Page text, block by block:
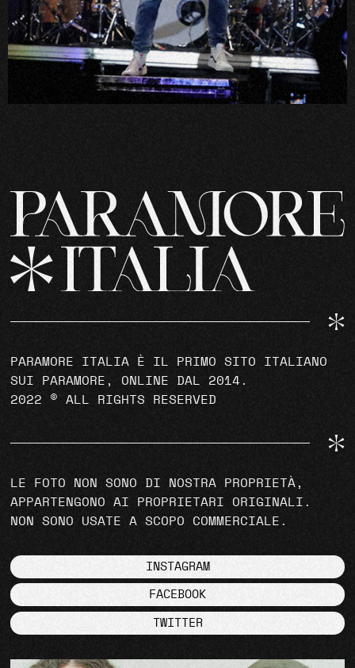
PARAMORE ITALIA È IL PRIMO SITO ITALIANO
SUI PARAMORE, ONLINE DAL 2014.
2022 © ALL RIGHTS RESERVED
LE FOTO NON SONO DI NOSTRA PROPRIETÀ,
APPARTENGONO AI PROPRIETARI ORIGINALI.
NON SONO USATE A SCOPO COMMERCIALE.
INSTAGRAM
FACEBOOK
TWITTER